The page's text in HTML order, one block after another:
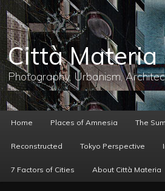
メ
イ
ン
コ
ン
テ
ン
へ
移
動
Città Materia
Photography, Urbanism,
ー
Home Places of Amnesia The
Reconstructed Tokyo Perspective
7 Factors of Cities About Città Materia